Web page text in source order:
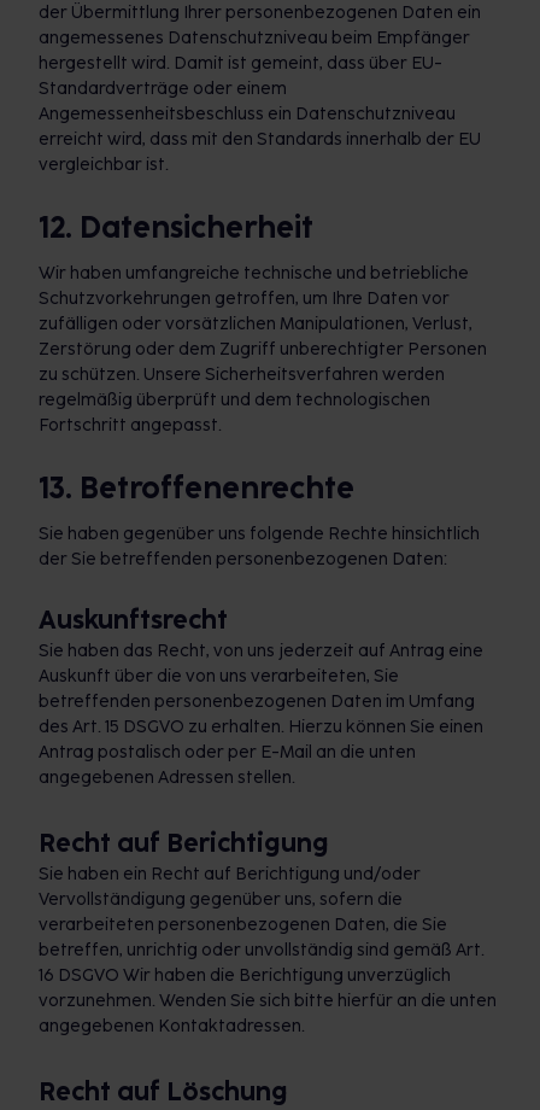
der Übermittlung Ihrer personenbezogenen Daten ein
angemessenes Datenschutzniveau beim Empfänger
hergestellt wird. Damit ist gemeint, dass über EU-
Standardverträge oder einem
Angemessenheitsbeschluss ein Datenschutzniveau
erreicht wird, dass mit den Standards innerhalb der EU
vergleichbar ist.
12. Datensicherheit
Wir haben umfangreiche technische und betriebliche
Schutzvorkehrungen getroffen, um Ihre Daten vor
zufälligen oder vorsätzlichen Manipulationen, Verlust,
Zerstörung oder dem Zugriff unberechtigter Personen
zu schützen. Unsere Sicherheitsverfahren werden
regelmäßig überprüft und dem technologischen
Fortschritt angepasst.
13. Betroffenenrechte
Sie haben gegenüber uns folgende Rechte hinsichtlich
der Sie betreffenden personenbezogenen Daten:
Auskunftsrecht
Sie haben das Recht, von uns jederzeit auf Antrag eine
Auskunft über die von uns verarbeiteten, Sie
betreffenden personenbezogenen Daten im Umfang
des Art. 15 DSGVO zu erhalten. Hierzu können Sie einen
Antrag postalisch oder per E-Mail an die unten
angegebenen Adressen stellen.
Recht auf Berichtigung
Sie haben ein Recht auf Berichtigung und/oder
Vervollständigung gegenüber uns, sofern die
verarbeiteten personenbezogenen Daten, die Sie
betreffen, unrichtig oder unvollständig sind gemäß Art.
16 DSGVO Wir haben die Berichtigung unverzüglich
vorzunehmen. Wenden Sie sich bitte hierfür an die unten
angegebenen Kontaktadressen.
Recht auf Löschung